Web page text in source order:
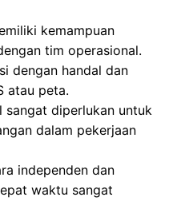
kemampuan
tim operasional.
dengan handal dan
atau peta.
sangat diperlukan untuk
dalam pekerjaan
independen dan
waktu sangat